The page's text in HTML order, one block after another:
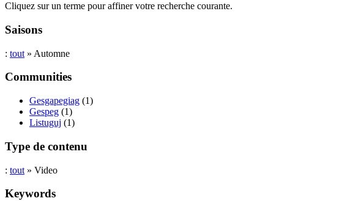
Cliquez sur un terme pour affiner votre recherche courante.
Saisons
: tout » Automne
Communities
Gesgapegiag (1)
Gespeg (1)
Listuguj (1)
Type de contenu
: tout » Video
Keywords